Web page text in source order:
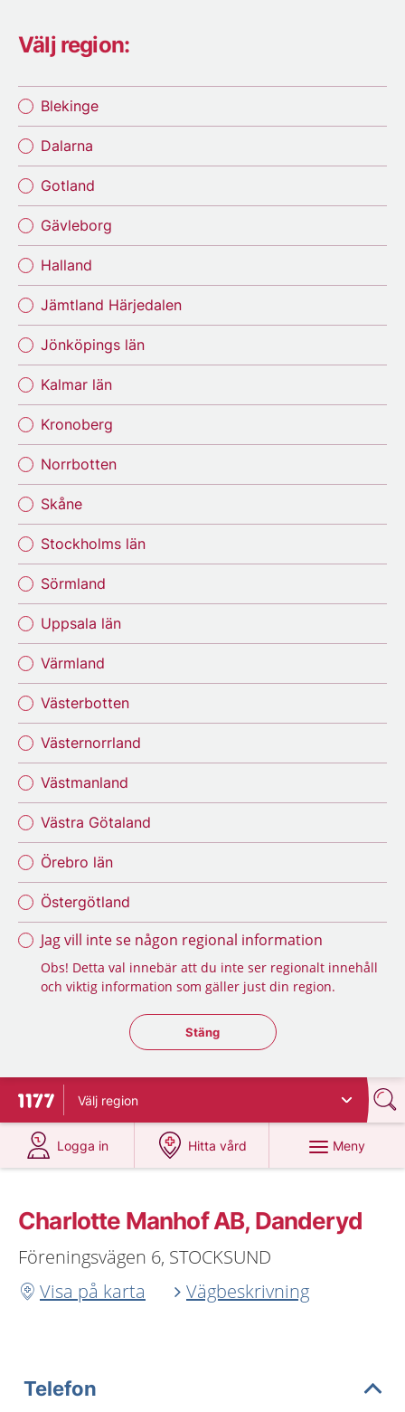
Välj region:
Blekinge
Dalarna
Gotland
Gävleborg
Halland
Jämtland Härjedalen
Jönköpings län
Kalmar län
Kronoberg
Norrbotten
Skåne
Stockholms län
Sörmland
Uppsala län
Värmland
Västerbotten
Västernorrland
Västmanland
Västra Götaland
Örebro län
Östergötland
Jag vill inte se någon regional information
Obs! Detta val innebär att du inte ser regionalt innehåll
och viktig information som gäller just din region.
Stäng regionsväljaren
Stäng
Till startsidan för 1177
Välj region
Logga in
på 1177.se
Hitta vård
på 1177.se
Meny
Charlotte Manhof AB, Danderyd
Föreningsvägen 6, STOCKSUND
Visa på karta
Vägbeskrivning
Telefon